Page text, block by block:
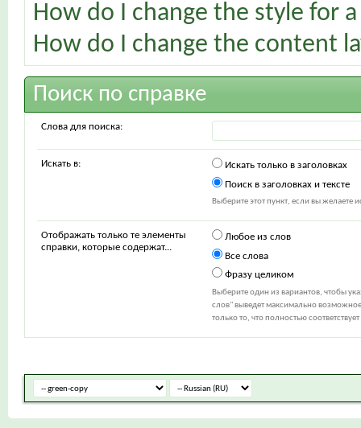
How do I change the style for
How do I change the content
Поиск по справке
Слова для поиска:
Искать в:
Искать только в заголовках
Поиск в заголовках и тексте
Выберите этот пункт, если вы желаете
Отображать только те элементы
справки, которые содержат...
Любое из слов
Все слова
Фразу целиком
Выберите один из вариантов, чтобы
слов" выведет максимально возможное
только то, что полностью